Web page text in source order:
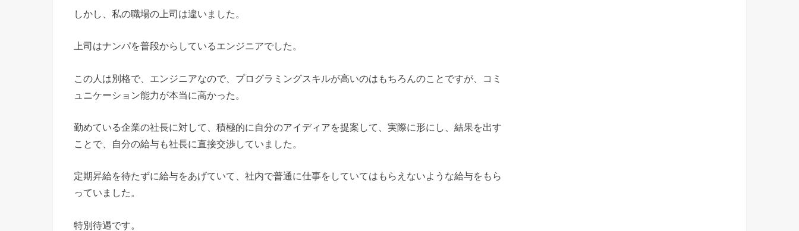
しかし、私の職場の上司は違いました。
上司はナンパを普段からしているエンジニアでした。
この人は別格で、エンジニアなので、プログラミングスキルが高いのはもちろんのことですが、コミ
ュニケーション能力が本当に高かった。
勤めている企業の社長に対して、積極的に自分のアイディアを提案して、実際に形にし、結果を出す
ことで、自分の給与も社長に直接交渉していました。
定期昇給を待たずに給与をあげていて、社内で普通に仕事をしていてはもらえないような給与をもら
っていました。
特別待遇です。